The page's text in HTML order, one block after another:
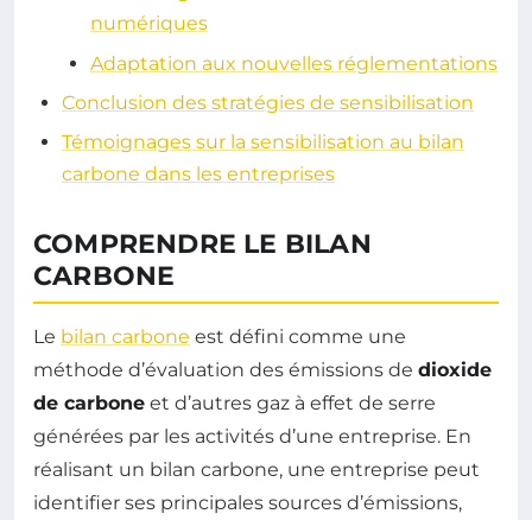
numériques
Adaptation aux nouvelles réglementations
Conclusion des stratégies de sensibilisation
Témoignages sur la sensibilisation au bilan
carbone dans les entreprises
COMPRENDRE LE BILAN
CARBONE
Le bilan carbone est défini comme une
méthode d’évaluation des émissions de dioxide
de carbone et d’autres gaz à effet de serre
générées par les activités d’une entreprise. En
réalisant un bilan carbone, une entreprise peut
identifier ses principales sources d’émissions,